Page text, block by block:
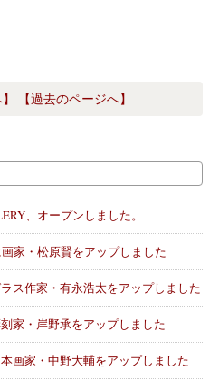
【過去のページへ】
、オープンしました。
家・松原賢をアップしました
ス作家・有永浩太をアップしました
家・岸野承をアップしました
画家・中野大輔をアップしました